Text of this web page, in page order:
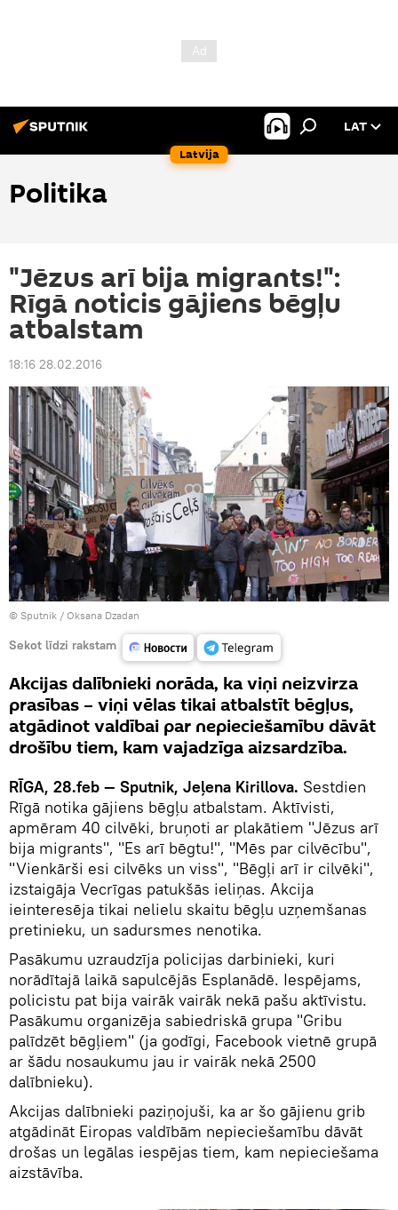
Latvija
LAT
Politika
"Jēzus arī bija migrants!":
Rīgā noticis gājiens bēgļu
atbalstam
18:16 28.02.2016
© Sputnik / Oksana Dzadan
Sekot līdzi rakstam
Akcijas dalībnieki norāda, ka viņi neizvirza
prasības – viņi vēlas tikai atbalstīt bēgļus,
atgādinot valdībai par nepieciešamību dāvāt
drošību tiem, kam vajadzīga aizsardzība.
RĪGA, 28.feb — Sputnik, Jeļena Kirillova. Sestdien
Rīgā notika gājiens bēgļu atbalstam. Aktīvisti,
apmēram 40 cilvēki, bruņoti ar plakātiem "Jēzus arī
bija migrants", "Es arī bēgtu!", "Mēs par cilvēcību",
"Vienkārši esi cilvēks un viss", "Bēgļi arī ir cilvēki",
izstaigāja Vecrīgas patukšās ieliņas. Akcija
ieinteresēja tikai nelielu skaitu bēgļu uzņemšanas
pretinieku, un sadursmes nenotika.
Pasākumu uzraudzīja policijas darbinieki, kuri
norādītajā laikā sapulcējās Esplanādē. Iespējams,
policistu pat bija vairāk vairāk nekā pašu aktīvistu.
Pasākumu organizēja sabiedriskā grupa "Gribu
palīdzēt bēgļiem" (ja godīgi, Facebook vietnē grupā
ar šādu nosaukumu jau ir vairāk nekā 2500
dalībnieku).
Akcijas dalībnieki paziņojuši, ka ar šo gājienu grib
atgādināt Eiropas valdībām nepieciešamību dāvāt
drošas un legālas iespējas tiem, kam nepieciešama
aizstāvība.